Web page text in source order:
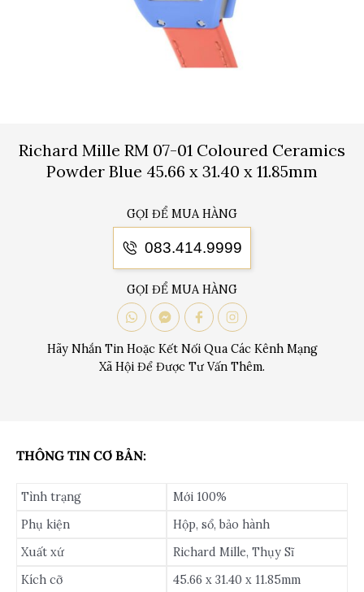
Richard Mille RM 07-01 Coloured Ceramics
Powder Blue 45.66 x 31.40 x 11.85mm
GỌI ĐỂ MUA HÀNG
083.414.9999
GỌI ĐỂ MUA HÀNG
Hãy Nhắn Tin Hoặc Kết Nối Qua Các Kênh Mạng
Xã Hội Để Được Tư Vấn Thêm.
THÔNG TIN CƠ BẢN:
Tình trạng
Mới 100%
Phụ kiện
Hộp, sổ, bảo hành
Xuất xứ
Richard Mille, Thụy Sĩ
Kích cỡ
45.66 x 31.40 x 11.85mm